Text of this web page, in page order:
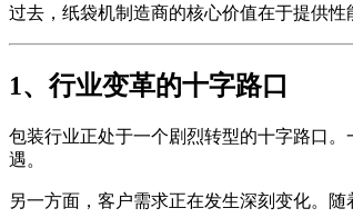
过去，纸袋机制造商的核心价值在于提供
1、行业变革的十字路口
包装行业正处于一个剧烈转型的十字路口
遇。
另一方面，客户需求正在发生深刻变化。